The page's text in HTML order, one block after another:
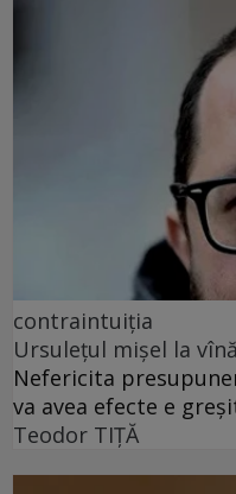
contraintuiția
Ursulețul mișel la
Nefericita
va avea efecte e
Teodor TIŢĂ